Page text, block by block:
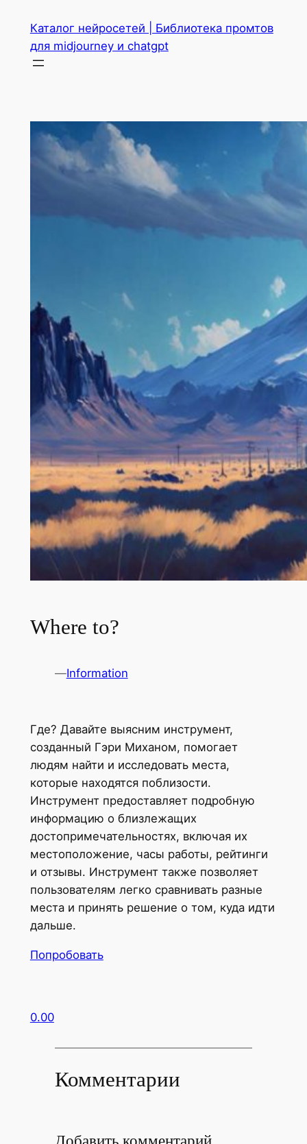
содержимому
Каталог нейросетей | Библиотека промтов
для midjourney и chatgpt
Where to?
—Information
Где? Давайте выясним инструмент,
созданный Гэри Миханом, помогает
людям найти и исследовать места,
которые находятся поблизости.
Инструмент предоставляет подробную
информацию о близлежащих
достопримечательностях, включая их
местоположение, часы работы, рейтинги
и отзывы. Инструмент также позволяет
пользователям легко сравнивать разные
места и принять решение о том, куда идти
дальше.
Попробовать
0.00
Комментарии
Добавить комментарий